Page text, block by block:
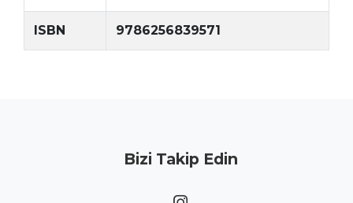
ISBN 9786256839571
Bizi Takip Edin